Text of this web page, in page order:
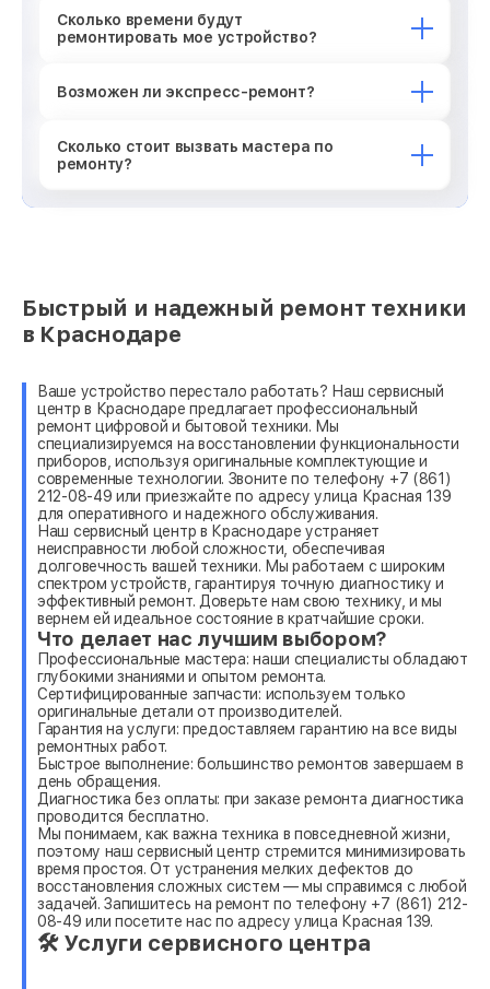
Сколько времени будут
ремонтировать мое устройство?
Возможен ли экспресс-ремонт?
Сколько стоит вызвать мастера по
ремонту?
Быстрый и надежный ремонт техники
в Краснодаре
Ваше устройство перестало работать? Наш сервисный
центр в Краснодаре предлагает профессиональный
ремонт цифровой и бытовой техники. Мы
специализируемся на восстановлении функциональности
приборов, используя оригинальные комплектующие и
современные технологии. Звоните по телефону +7 (861)
212-08-49 или приезжайте по адресу улица Красная 139
для оперативного и надежного обслуживания.
Наш сервисный центр в Краснодаре устраняет
неисправности любой сложности, обеспечивая
долговечность вашей техники. Мы работаем с широким
спектром устройств, гарантируя точную диагностику и
эффективный ремонт. Доверьте нам свою технику, и мы
вернем ей идеальное состояние в кратчайшие сроки.
Что делает нас лучшим выбором?
Профессиональные мастера: наши специалисты обладают
глубокими знаниями и опытом ремонта.
Сертифицированные запчасти: используем только
оригинальные детали от производителей.
Гарантия на услуги: предоставляем гарантию на все виды
ремонтных работ.
Быстрое выполнение: большинство ремонтов завершаем в
день обращения.
Диагностика без оплаты: при заказе ремонта диагностика
проводится бесплатно.
Мы понимаем, как важна техника в повседневной жизни,
поэтому наш сервисный центр стремится минимизировать
время простоя. От устранения мелких дефектов до
восстановления сложных систем — мы справимся с любой
задачей. Запишитесь на ремонт по телефону +7 (861) 212-
08-49 или посетите нас по адресу улица Красная 139.
🛠 Услуги сервисного центра